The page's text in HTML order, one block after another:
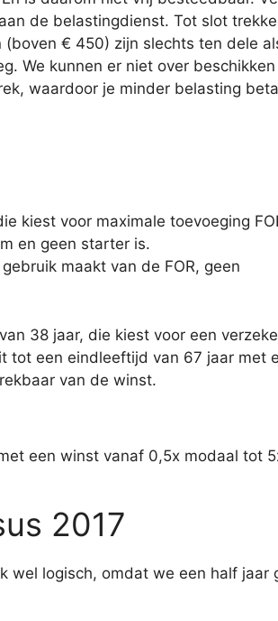
de belastingdienst. Tot slot
€ 450) zijn slechts ten dele
We kunnen er niet over beschikken
waardoor je minder belasting
kiest voor maximale toevoeging
en geen starter is.
maakt van de FOR, geen
38 jaar, die kiest voor een
tot een eindleeftijd van 67 jaar met
van de winst.
een winst vanaf 0,5x modaal tot
2017
wel logisch, omdat we een half jaar